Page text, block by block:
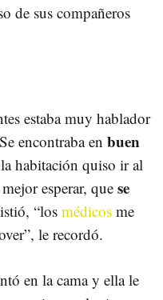
de sus compañeros
estaba muy hablador
encontraba en buen
habitación quiso ir al
esperar, que se
“losmédicos me
le recordó.
en la cama y ella le